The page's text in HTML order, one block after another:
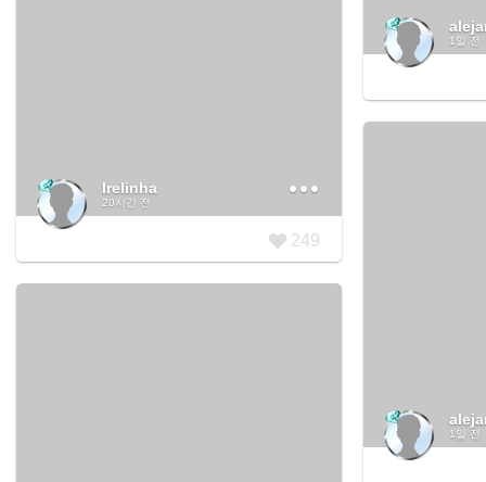
Irelinha
20시간 전
249
1일 전
1일 전